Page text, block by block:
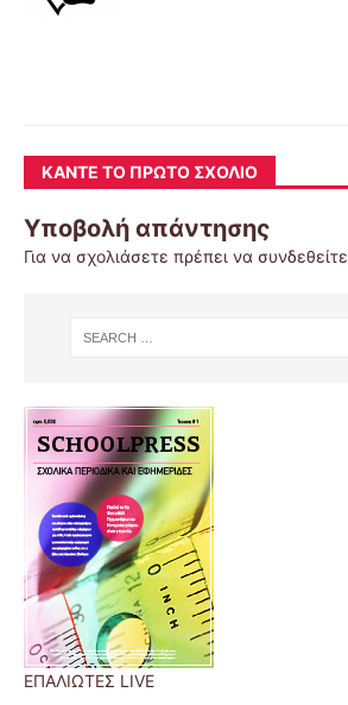
ΚΆΝΤΕ ΤΟ ΠΡΏΤΟ ΣΧΌΛΙΟ
Υποβολή απάντησης
Για να σχολιάσετε πρέπει να συνδεθείτε
ΕΠΑΛΙΩΤΕΣ LIVE